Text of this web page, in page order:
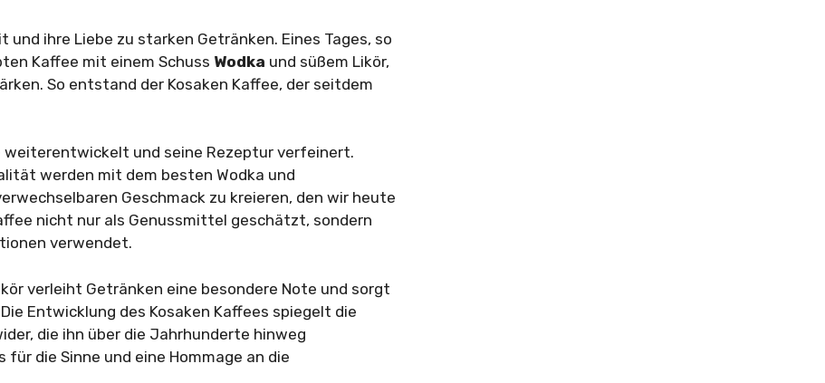
ihre Liebe zu starken Getränken. Eines Tages, so
Kaffee mit einem Schuss Wodka und süßem Likör,
So entstand der Kosaken Kaffee, der seitdem
weiterentwickelt und seine Rezeptur verfeinert.
werden mit dem besten Wodka und
Geschmack zu kreieren, den wir heute
nicht nur als Genussmittel geschätzt, sondern
verwendet.
verleiht Getränken eine besondere Note und sorgt
Entwicklung des Kosaken Kaffees spiegelt die
die ihn über die Jahrhunderte hinweg
die Sinne und eine Hommage an die